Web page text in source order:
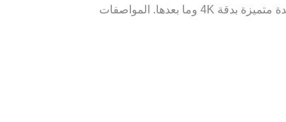
من أحدث إصدارات الشركة ويأتي بمواصفات قوية وميزات متقدمة تجعله خيارًا جذابًا للمستخدمين الذين يبحثون عن تجربة مشاهدة متميزة بدقة 4K وما بعدها. المواصفات